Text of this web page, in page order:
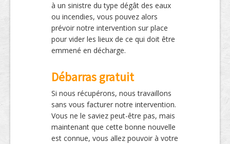
à un sinistre du type dégât des eaux
ou incendies, vous pouvez alors
prévoir notre intervention sur place
pour vider les lieux de ce qui doit être
emmené en décharge.
Débarras gratuit
Si nous récupérons, nous travaillons
sans vous facturer notre intervention.
Vous ne le saviez peut-être pas, mais
maintenant que cette bonne nouvelle
est connue, vous allez pouvoir à votre